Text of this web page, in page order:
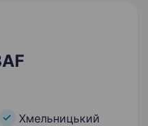
Хмельницький